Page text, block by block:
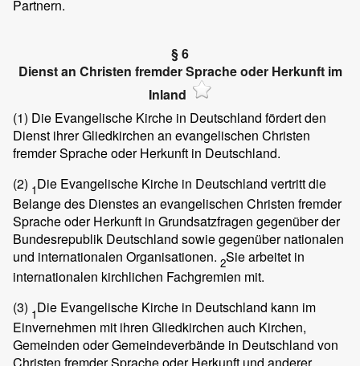
Partnern.
§ 6
Dienst an Christen fremder Sprache oder Herkunft im
Inland
(1) Die Evangelische Kirche in Deutschland fördert den
Dienst ihrer Gliedkirchen an evangelischen Christen
fremder Sprache oder Herkunft in Deutschland.
(2) 1Die Evangelische Kirche in Deutschland vertritt die
Belange des Dienstes an evangelischen Christen fremder
Sprache oder Herkunft in Grundsatzfragen gegenüber der
Bundesrepublik Deutschland sowie gegenüber nationalen
und internationalen Organisationen. 2Sie arbeitet in
internationalen kirchlichen Fachgremien mit.
(3) 1Die Evangelische Kirche in Deutschland kann im
Einvernehmen mit ihren Gliedkirchen auch Kirchen,
Gemeinden oder Gemeindeverbände in Deutschland von